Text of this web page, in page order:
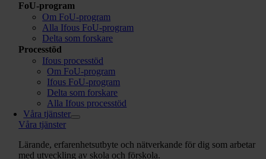
FoU-program
Om FoU-program
Alla Ifous FoU-program
Delta som forskare
Processtöd
Ifous processtöd
Om FoU-program
Ifous FoU-program
Delta som forskare
Alla Ifous processtöd
Våra tjänster
Våra tjänster
Lärande, erfarenhetsutbyte och nätverkande för dig som arbetar
med utveckling av skola och förskola.